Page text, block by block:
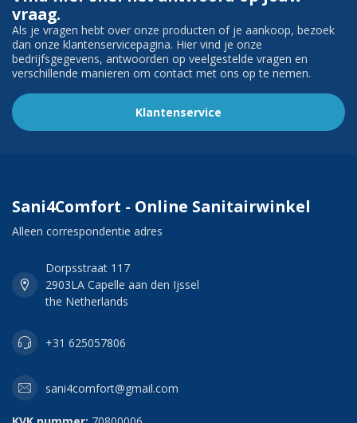
vraag.
Als je vragen hebt over onze producten of je aankoop, bezoek
dan onze klantenservicepagina. Hier vind je onze
bedrijfsgegevens, antwoorden op veelgestelde vragen en
verschillende manieren om contact met ons op te nemen.
Klantenservice
Sani4Comfort - Online Sanitairwinkel
Alleen correspondentie adres
Dorpsstraat 117
2903LA Capelle aan den Ijssel
the Netherlands
+31 625057806
sani4comfort@gmail.com